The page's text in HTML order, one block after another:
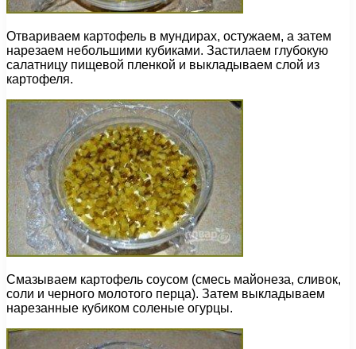
Отвариваем картофель в мундирах, остужаем, а затем
нарезаем небольшими кубиками. Застилаем глубокую
салатницу пищевой пленкой и выкладываем слой из
картофеля.
Смазываем картофель соусом (смесь майонеза, сливок,
соли и черного молотого перца). Затем выкладываем
нарезанные кубиком соленые огурцы.